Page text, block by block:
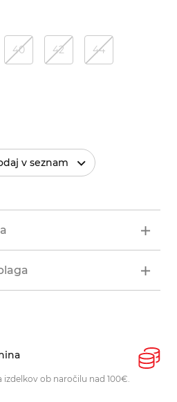
40 42 44
v seznam
izdelkov ob naročilu nad 100€.